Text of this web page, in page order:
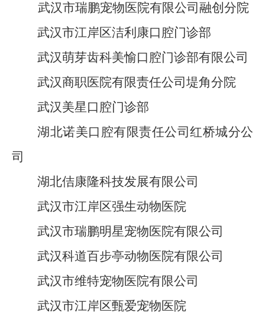
武汉市瑞鹏宠物医院有限公司融创分院
武汉市江岸区洁利康口腔门诊部
武汉萌芽齿科美愉口腔门诊部有限公司
武汉商职医院有限责任公司堤角分院
武汉美星口腔门诊部
湖北诺美口腔有限责任公司红桥城分公
司
湖北佶康隆科技发展有限公司
武汉市江岸区强生动物医院
武汉市瑞鹏明星宠物医院有限公司
武汉科道百步亭动物医院有限公司
武汉市维特宠物医院有限公司
武汉市江岸区甄爱宠物医院